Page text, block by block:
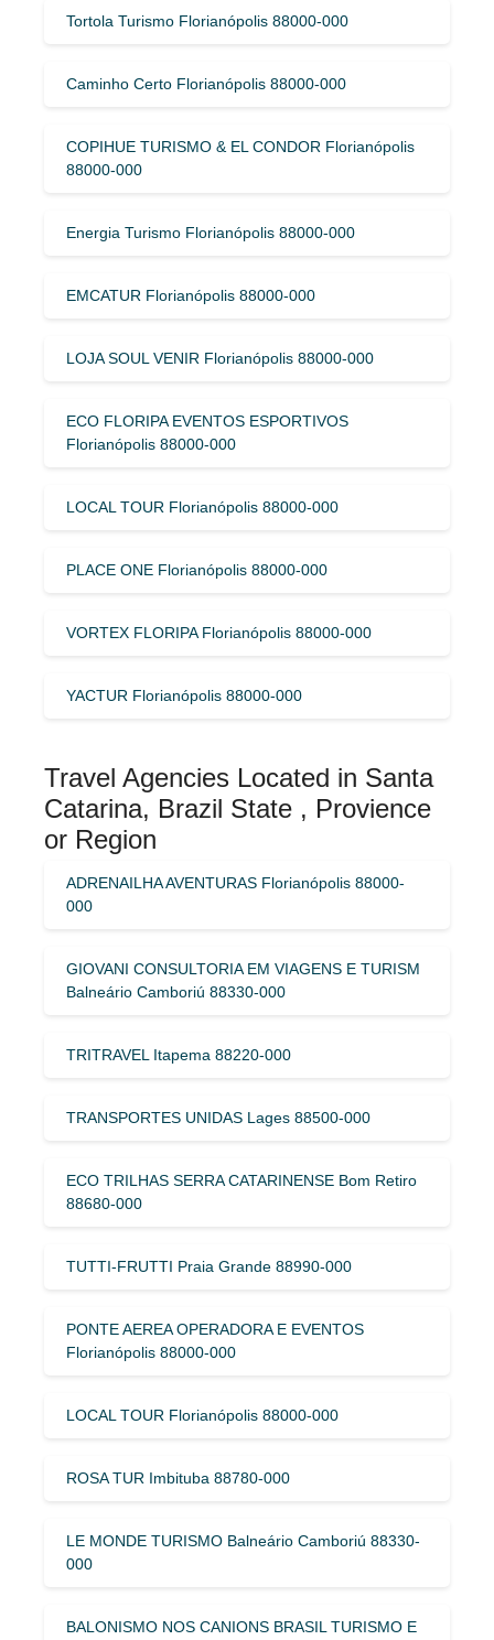
Tortola Turismo Florianópolis 88000-000
Caminho Certo Florianópolis 88000-000
COPIHUE TURISMO & EL CONDOR Florianópolis
88000-000
Energia Turismo Florianópolis 88000-000
EMCATUR Florianópolis 88000-000
LOJA SOUL VENIR Florianópolis 88000-000
ECO FLORIPA EVENTOS ESPORTIVOS
Florianópolis 88000-000
LOCAL TOUR Florianópolis 88000-000
PLACE ONE Florianópolis 88000-000
VORTEX FLORIPA Florianópolis 88000-000
YACTUR Florianópolis 88000-000
Travel Agencies Located in Santa
Catarina, Brazil State , Provience
or Region
ADRENAILHA AVENTURAS Florianópolis 88000-
000
GIOVANI CONSULTORIA EM VIAGENS E TURISM
Balneário Camboriú 88330-000
TRITRAVEL Itapema 88220-000
TRANSPORTES UNIDAS Lages 88500-000
ECO TRILHAS SERRA CATARINENSE Bom Retiro
88680-000
TUTTI-FRUTTI Praia Grande 88990-000
PONTE AEREA OPERADORA E EVENTOS
Florianópolis 88000-000
LOCAL TOUR Florianópolis 88000-000
ROSA TUR Imbituba 88780-000
LE MONDE TURISMO Balneário Camboriú 88330-
000
BALONISMO NOS CANIONS BRASIL TURISMO E